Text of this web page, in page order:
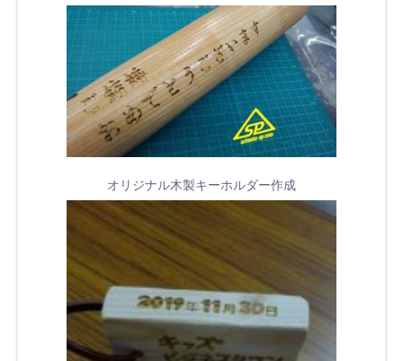
オリジナル木製キーホルダー作成